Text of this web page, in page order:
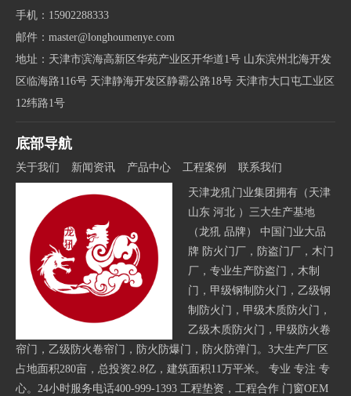
手机：15902288333
邮件：master@longhoumenye.com
地址：天津市滨海高新区华苑产业区开华道1号 山东滨州北海开发
区临海路116号 天津静海开发区静霸公路18号 天津市大口屯工业区
12纬路1号
底部导航
关于我们 新闻资讯 产品中心 工程案例 联系我们
天津龙犼门业集团拥有（天津
山东 河北 ）三大生产基地
（龙犼 品牌） 中国门业大品
牌 防火门厂，防盗门厂，木门
厂，专业生产防盗门，木制
门，甲级钢制防火门，乙级钢
制防火门，甲级木质防火门，
乙级木质防火门，甲级防火卷
帘门，乙级防火卷帘门，防火防爆门，防火防弹门。3大生产厂区
占地面积280亩，总投资2.8亿，建筑面积11万平米。 专业 专注 专
心。24小时服务电话400-999-1393 工程垫资，工程合作 门窗OEM